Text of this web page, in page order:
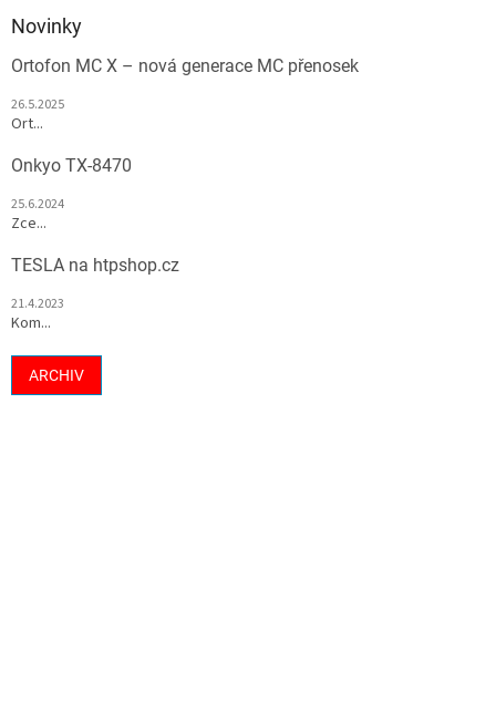
Novinky
Ortofon MC X – nová generace MC přenosek
26.5.2025
Ort...
Onkyo TX-8470
25.6.2024
Zce...
TESLA na htpshop.cz
21.4.2023
Kom...
ARCHIV